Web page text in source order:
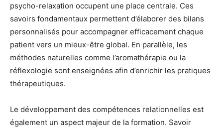
psycho-relaxation occupent une place centrale. Ces
savoirs fondamentaux permettent d’élaborer des bilans
personnalisés pour accompagner efficacement chaque
patient vers un mieux-être global. En parallèle, les
méthodes naturelles comme l’aromathérapie ou la
réflexologie sont enseignées afin d’enrichir les pratiques
thérapeutiques.
Le développement des compétences relationnelles est
également un aspect majeur de la formation. Savoir